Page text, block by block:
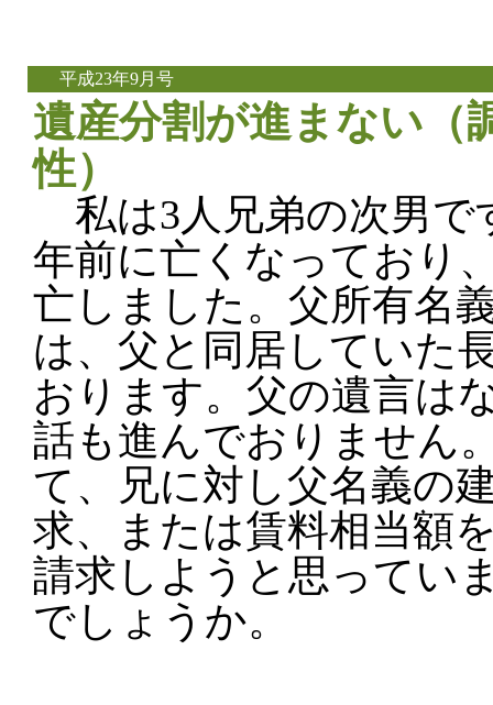
平成23年9月号
遺産分割が進まない（
性）
私は3人兄弟の次男で
年前に亡くなっており
亡しました。父所有名
は、父と同居していた
おります。父の遺言は
話も進んでおりません
て、兄に対し父名義の
求、または賃料相当額
請求しようと思ってい
でしょうか。